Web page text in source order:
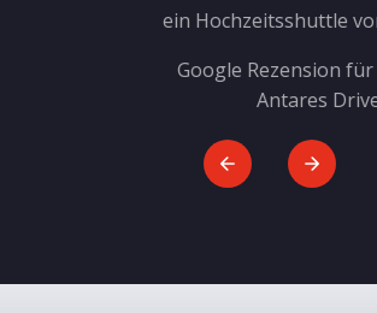
ein Hochzeitsshuttle vor.
Google Rezension für
Antares Driver